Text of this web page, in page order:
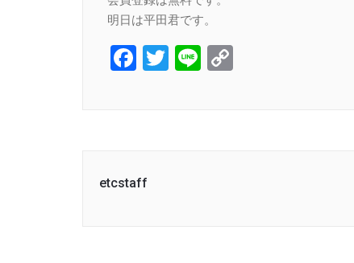
明日は平田君です。
Facebook
Twitter
Line
etcstaff